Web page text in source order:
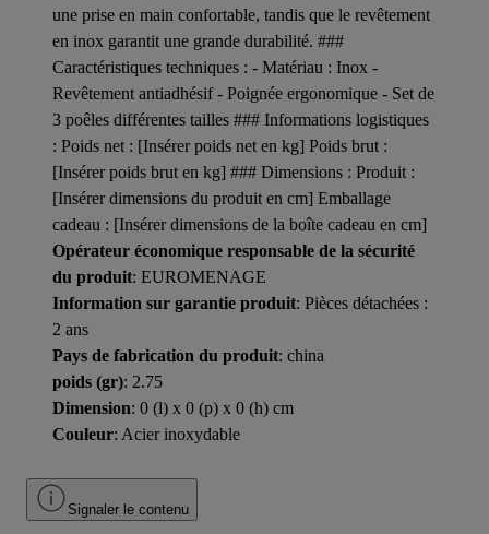
une prise en main confortable, tandis que le revêtement
en inox garantit une grande durabilité. ###
Caractéristiques techniques : - Matériau : Inox -
Revêtement antiadhésif - Poignée ergonomique - Set de
3 poêles différentes tailles ### Informations logistiques
: Poids net : [Insérer poids net en kg] Poids brut :
[Insérer poids brut en kg] ### Dimensions : Produit :
[Insérer dimensions du produit en cm] Emballage
cadeau : [Insérer dimensions de la boîte cadeau en cm]
Opérateur économique responsable de la sécurité
du produit: EUROMENAGE
Information sur garantie produit: Pièces détachées :
2 ans
Pays de fabrication du produit: china
poids (gr): 2.75
Dimension: 0 (l) x 0 (p) x 0 (h) cm
Couleur: Acier inoxydable
Signaler le contenu